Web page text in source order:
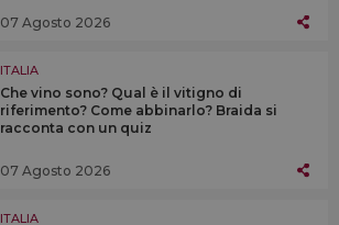
07 Agosto 2026
ITALIA
Che vino sono? Qual è il vitigno di
riferimento? Come abbinarlo? Braida si
racconta con un quiz
07 Agosto 2026
ITALIA